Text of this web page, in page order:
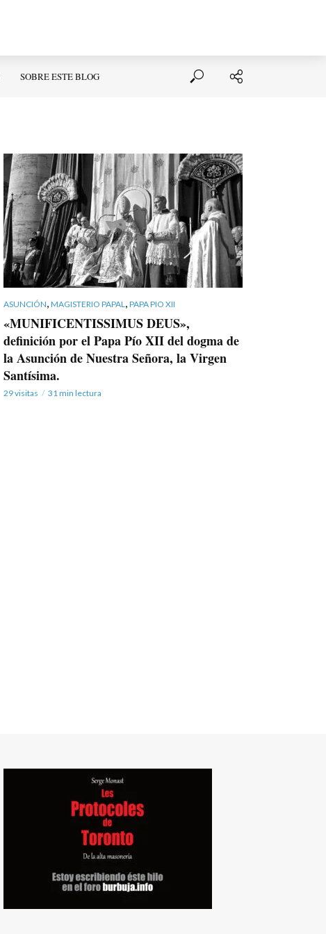
SOBRE ESTE BLOG
ASUNCIÓN, MAGISTERIO PAPAL , PAPA PIO XII
«MUNIFICENTISSIMUS DEUS»,
definición por el Papa Pío XII del dogma de
la Asunción de Nuestra Señora, la Virgen
Santísima.
29 visitas 31 min lectura